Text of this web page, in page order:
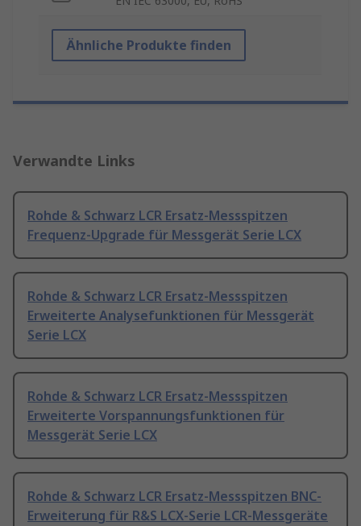
Ähnliche Produkte finden
Verwandte Links
Rohde & Schwarz LCR Ersatz-Messspitzen
Frequenz-Upgrade für Messgerät Serie LCX
Rohde & Schwarz LCR Ersatz-Messspitzen
Erweiterte Analysefunktionen für Messgerät
Serie LCX
Rohde & Schwarz LCR Ersatz-Messspitzen
Erweiterte Vorspannungsfunktionen für
Messgerät Serie LCX
Rohde & Schwarz LCR Ersatz-Messspitzen BNC-
Erweiterung für R&S LCX-Serie LCR-Messgeräte